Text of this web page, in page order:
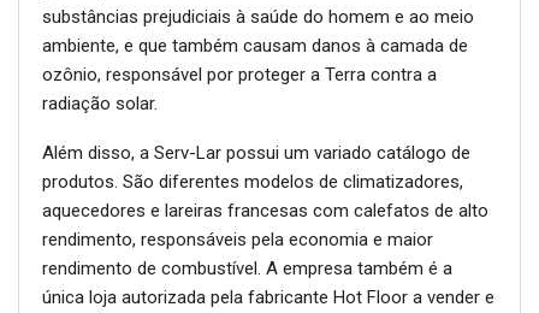
substâncias prejudiciais à saúde do homem e ao meio
ambiente, e que também causam danos à camada de
ozônio, responsável por proteger a Terra contra a
radiação solar.
Além disso, a Serv-Lar possui um variado catálogo de
produtos. São diferentes modelos de climatizadores,
aquecedores e lareiras francesas com calefatos de alto
rendimento, responsáveis pela economia e maior
rendimento de combustível. A empresa também é a
única loja autorizada pela fabricante Hot Floor a vender e